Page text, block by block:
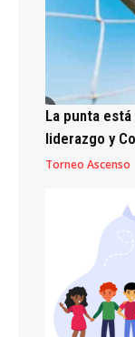
La punta
liderazgo y
Torneo Ascenso